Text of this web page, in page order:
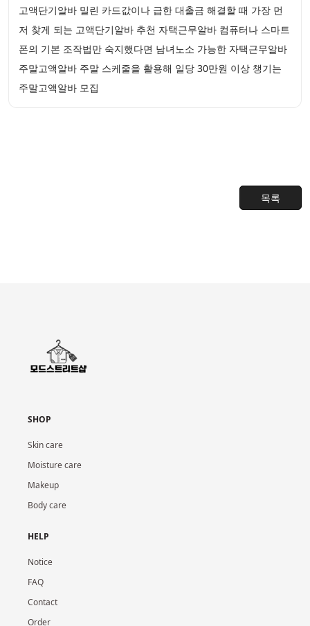
고액단기알바 밀린 카드값이나 급한 대출금 해결할 때 가장 먼
저 찾게 되는 고액단기알바 추천 자택근무알바 컴퓨터나 스마트
폰의 기본 조작법만 숙지했다면 남녀노소 가능한 자택근무알바
주말고액알바 주말 스케줄을 활용해 일당 30만원 이상 챙기는
주말고액알바 모집
목록
SHOP
Skin care
Moisture care
Makeup
Body care
HELP
Notice
FAQ
Contact
Order